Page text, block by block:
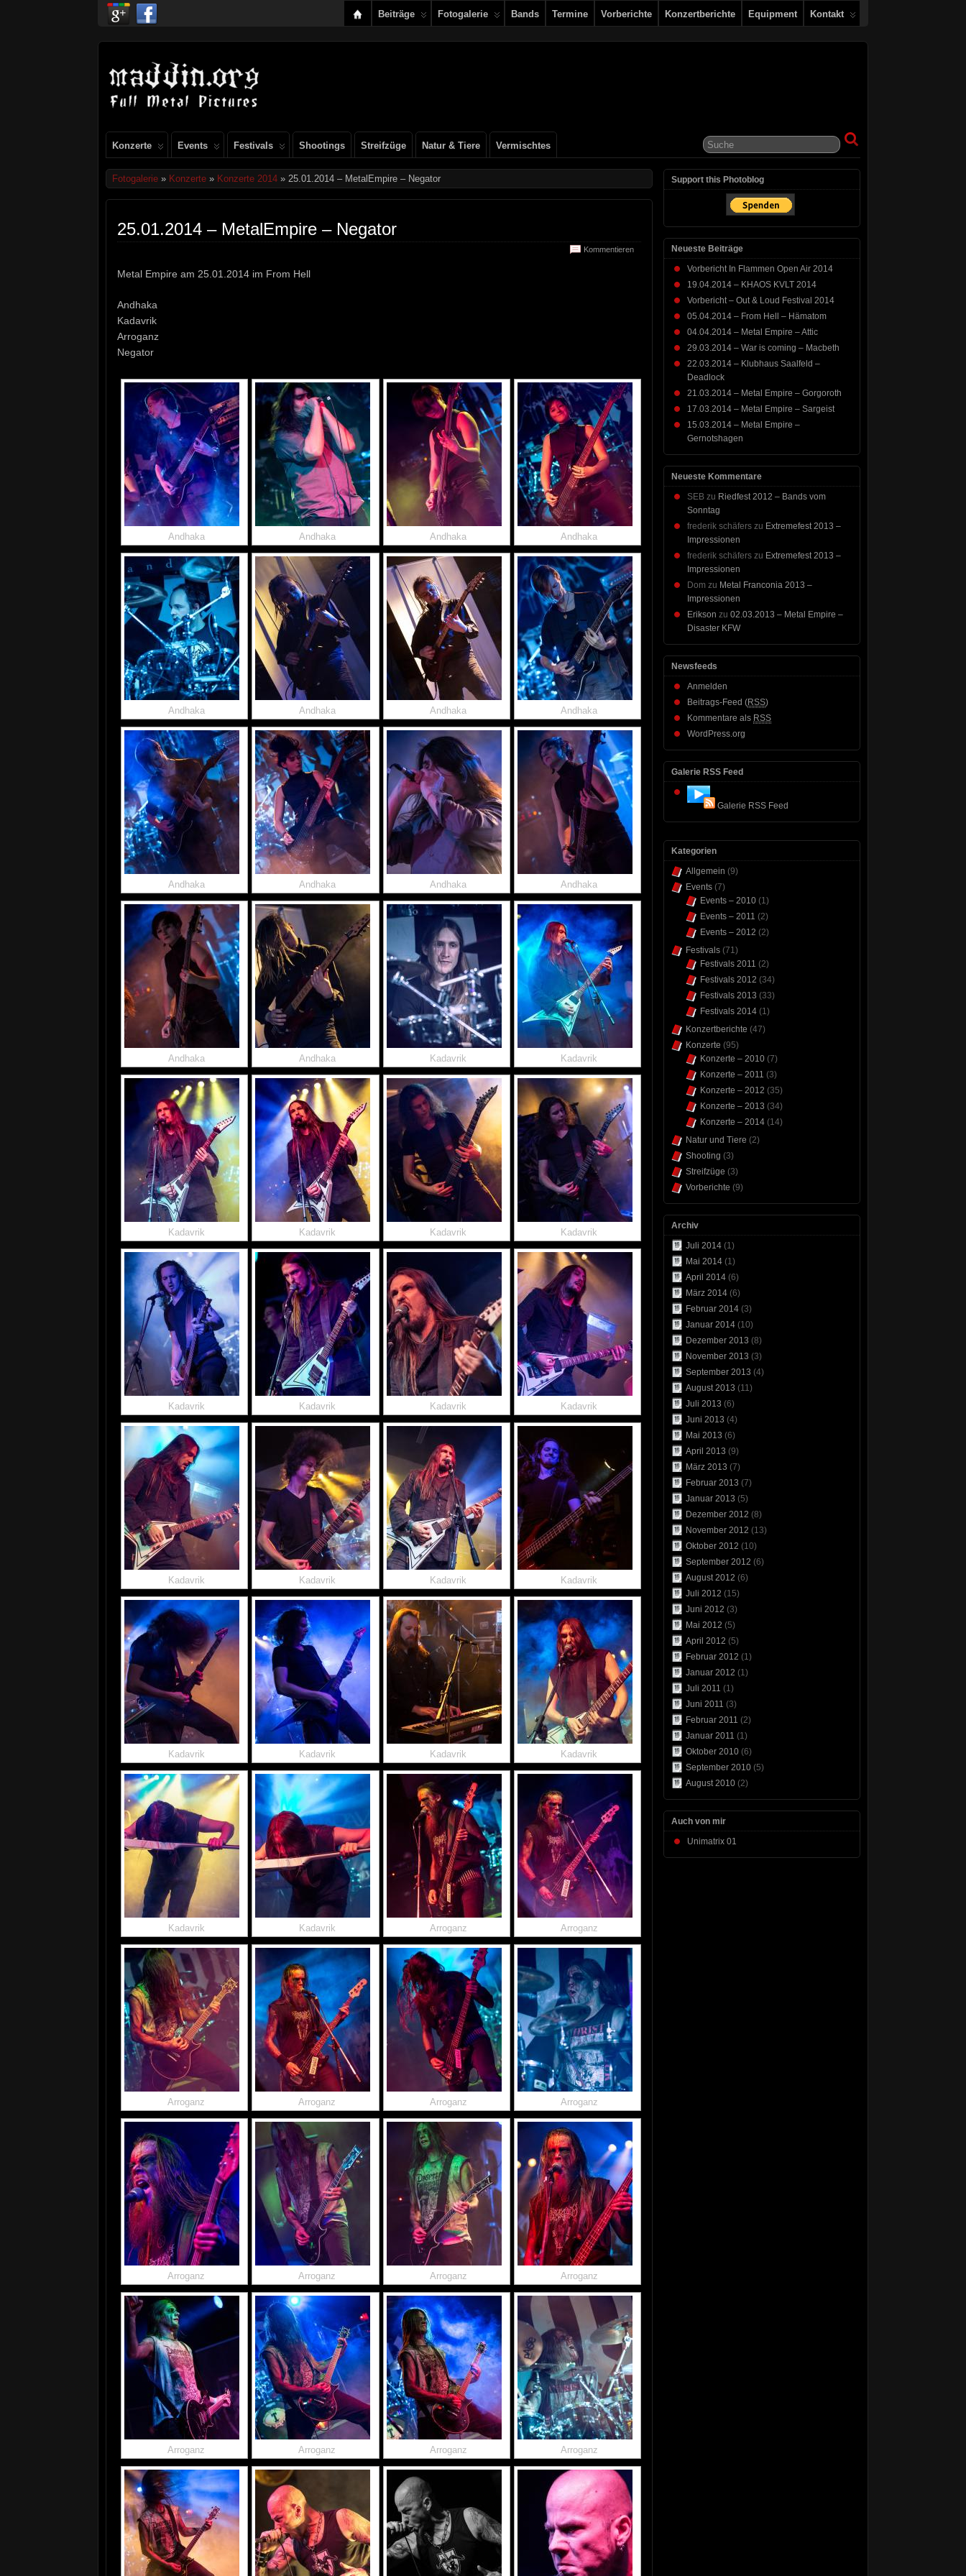
Beiträge Fotogalerie Bands Termine Vorberichte Konzertberichte Equipment Kontakt
Konzerte Events Festivals Shootings Streifzüge Natur & Tiere Vermischtes
Fotogalerie » Konzerte » Konzerte 2014 » 25.01.2014 – MetalEmpire – Negator
25.01.2014 – MetalEmpire – Negator
Kommentieren
Metal Empire am 25.01.2014 im From Hell
Andhaka
Kadavrik
Arroganz
Negator
Andhaka Andhaka Andhaka Andhaka
Andhaka Andhaka Andhaka Andhaka
Andhaka Andhaka Andhaka Andhaka
Andhaka Andhaka Kadavrik Kadavrik
Kadavrik Kadavrik Kadavrik Kadavrik
Kadavrik Kadavrik Kadavrik Kadavrik
Kadavrik Kadavrik Kadavrik Kadavrik
Kadavrik Kadavrik Kadavrik Kadavrik
Kadavrik Kadavrik Arroganz Arroganz
Arroganz Arroganz Arroganz Arroganz
Arroganz Arroganz Arroganz Arroganz
Arroganz Arroganz Arroganz Arroganz
Support this Photoblog
Neueste Beiträge
Vorbericht In Flammen Open Air 2014
19.04.2014 – KHAOS KVLT 2014
Vorbericht – Out & Loud Festival 2014
05.04.2014 – From Hell – Hämatom
04.04.2014 – Metal Empire – Attic
29.03.2014 – War is coming – Macbeth
22.03.2014 – Klubhaus Saalfeld –
Deadlock
21.03.2014 – Metal Empire – Gorgoroth
17.03.2014 – Metal Empire – Sargeist
15.03.2014 – Metal Empire –
Gernotshagen
Neueste Kommentare
SEB zu Riedfest 2012 – Bands vom
Sonntag
frederik schäfers zu Extremefest 2013 –
Impressionen
frederik schäfers zu Extremefest 2013 –
Impressionen
Dom zu Metal Franconia 2013 –
Impressionen
Erikson zu 02.03.2013 – Metal Empire –
Disaster KFW
Newsfeeds
Anmelden
Beitrags-Feed (RSS)
Kommentare als RSS
WordPress.org
Galerie RSS Feed
Galerie RSS Feed
Kategorien
Allgemein (9)
Events (7)
Events – 2010 (1)
Events – 2011 (2)
Events – 2012 (2)
Festivals (71)
Festivals 2011 (2)
Festivals 2012 (34)
Festivals 2013 (33)
Festivals 2014 (1)
Konzertberichte (47)
Konzerte (95)
Konzerte – 2010 (7)
Konzerte – 2011 (3)
Konzerte – 2012 (35)
Konzerte – 2013 (34)
Konzerte – 2014 (14)
Natur und Tiere (2)
Shooting (3)
Streifzüge (3)
Vorberichte (9)
Archiv
Juli 2014 (1)
Mai 2014 (1)
April 2014 (6)
März 2014 (6)
Februar 2014 (3)
Januar 2014 (10)
Dezember 2013 (8)
November 2013 (3)
September 2013 (4)
August 2013 (11)
Juli 2013 (6)
Juni 2013 (4)
Mai 2013 (6)
April 2013 (9)
März 2013 (7)
Februar 2013 (7)
Januar 2013 (5)
Dezember 2012 (8)
November 2012 (13)
Oktober 2012 (10)
September 2012 (6)
August 2012 (6)
Juli 2012 (15)
Juni 2012 (3)
Mai 2012 (5)
April 2012 (5)
Februar 2012 (1)
Januar 2012 (1)
Juli 2011 (1)
Juni 2011 (3)
Februar 2011 (2)
Januar 2011 (1)
Oktober 2010 (6)
September 2010 (5)
August 2010 (2)
Auch von mir
Unimatrix 01